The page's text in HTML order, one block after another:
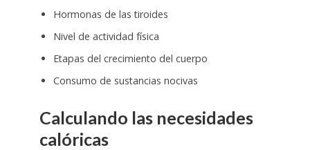
Hormonas de las tiroides
Nivel de actividad física
Etapas del crecimiento del cuerpo
Consumo de sustancias nocivas
Calculando las necesidades
calóricas